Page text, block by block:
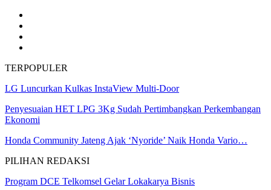
TERPOPULER
LG Luncurkan Kulkas InstaView Multi-Door
Penyesuaian HET LPG 3Kg Sudah Pertimbangkan Perkembangan
Ekonomi
Honda Community Jateng Ajak ‘Nyoride’ Naik Honda Vario…
PILIHAN REDAKSI
Program DCE Telkomsel Gelar Lokakarya Bisnis